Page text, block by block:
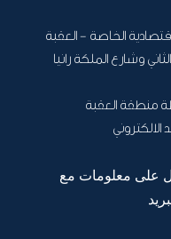
الخاصة - العقبة
وشارع الملكة رانيا
منطقة العقبة
على معلومات مع